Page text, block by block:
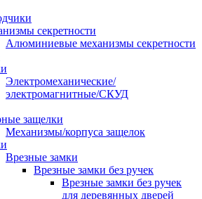
секретности
Алюминиевые механизмы секретности
Электромеханические/
электромагнитные/СКУД
защелки
Механизмы/корпуса защелок
Врезные замки
Врезные замки без ручек
Врезные замки без ручек
для деревянных дверей